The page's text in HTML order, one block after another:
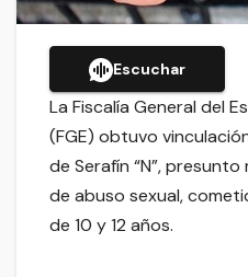
Escuchar
La Fiscalía General del
(FGE) obtuvo
de Serafín “N”,
de abuso sexual,
de 10 y 12 años.